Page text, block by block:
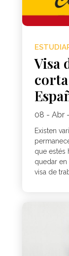
Visa
08 - Abr
Existen
que estés
quedar en
visa de